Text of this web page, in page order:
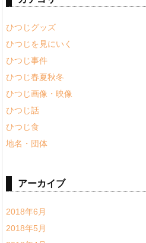
ひつじグッズ
ひつじを見にいく
ひつじ事件
ひつじ春夏秋冬
ひつじ画像・映像
ひつじ話
ひつじ食
地名・団体
アーカイブ
2018年6月
2018年5月